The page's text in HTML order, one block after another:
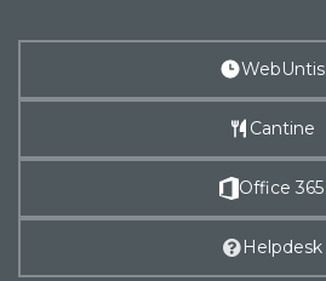
WebUntis
Cantine
Office 365
Helpdesk